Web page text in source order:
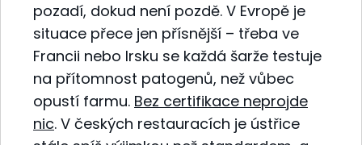
pozadí, dokud není pozdě. V Evropě je
situace přece jen přísnější – třeba ve
Francii nebo Irsku se každá šarže testuje
na přítomnost patogenů, než vůbec
opustí farmu. Bez certifikace neprojde
nic. V českých restauracích je ústřice